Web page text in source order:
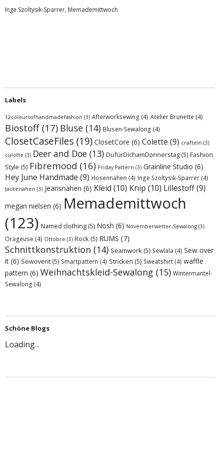
Inge Szoltysik-Sparrer, Memademittwoch
Labels
12coloursofhandmadefashion (3) Afterworksewing (4) Atelier Brunette (4)
Biostoff(17) Bluse (14) Blusen-Sewalong (4)
ClosetCaseFiles (19) ClosetCore (6) Colette (9) crafteln (3)
culotte (3) Deer and Doe (13) DufürDichamDonnerstag (5) Fashion
Style (5) Fibremood (16) Friday Pattern (3) Grainline Studio (6)
Hey June Handmade (9) Hosennähen (4) Inge Szoltysik-Sparrer (4)
Jackenähen (3) Jeansnähen (6) Kleid (10) Knip (10) Lillestoff(9)
megan nielsen (6) Memademittwoch
(123) Named clothing (5) Nosh (6) Novemberwetter-Sewalong (3)
Orageuse (4) Ottobre (3) Rock (5) RUMS (7)
Schnittkonstruktion (14) Seamwork (5) Sewlala (4) Sew over
it (6) Sewoverit (5) Smartpattern (4) Stricken (5) Sweatshirt (4) waffle
pattern (6) Weihnachtskleid-Sewalong (15) Wintermantel-
Sewalong (4)
Schöne Blogs
Loading...